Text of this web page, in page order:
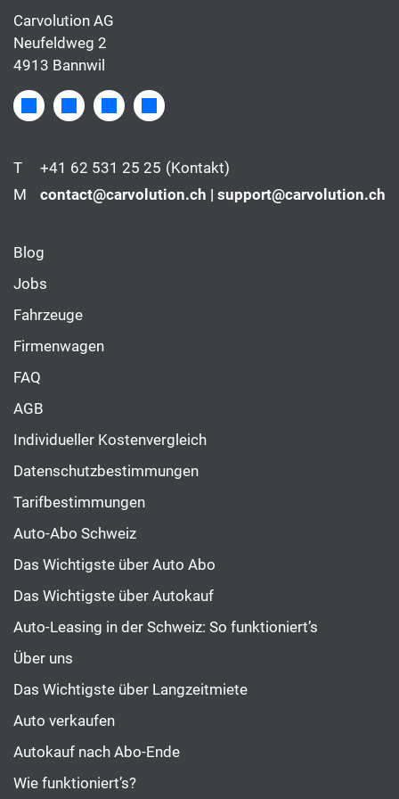
Carvolution AG
Neufeldweg 2
4913 Bannwil
T +41 62 531 25 25 (Kontakt)
M
contact@carvolution.ch | support@carvolution.ch
Blog
Jobs
Fahrzeuge
Firmenwagen
FAQ
AGB
Individueller Kostenvergleich
Datenschutzbestimmungen
Tarifbestimmungen
Auto-Abo Schweiz
Das Wichtigste über Auto Abo
Das Wichtigste über Autokauf
Auto-Leasing in der Schweiz: So funktioniert’s
Über uns
Das Wichtigste über Langzeitmiete
Auto verkaufen
Autokauf nach Abo-Ende
Wie funktioniert’s?